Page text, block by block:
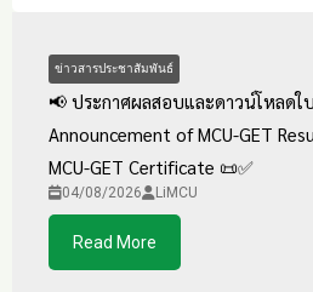
ข่าวสารประชาสัมพันธ์
📢 ประกาศผลสอบและดาวน์โหลดใ
Announcement of MCU-GET
MCU-GET Certificate 📜✅
04/08/2026 LiMCU
Read More